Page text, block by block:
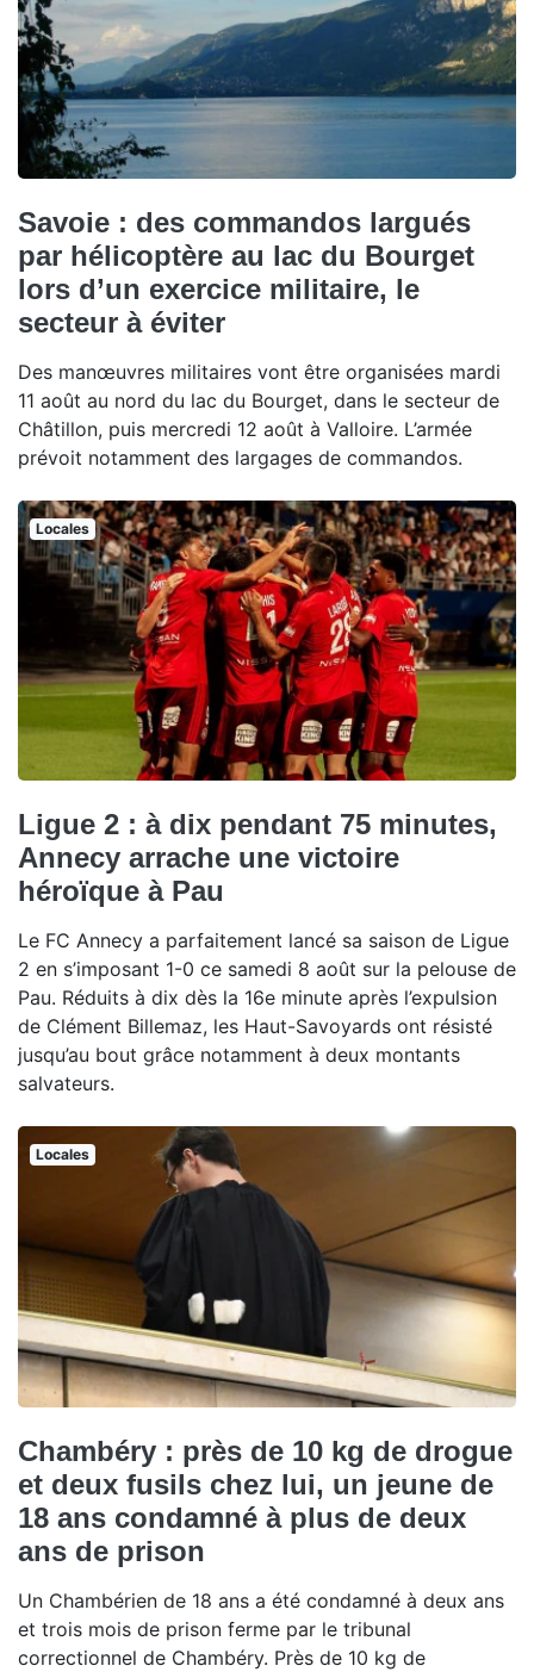
Savoie : des commandos largués
par hélicoptère au lac du Bourget
lors d’un exercice militaire, le
secteur à éviter
Des manœuvres militaires vont être organisées mardi
11 août au nord du lac du Bourget, dans le secteur de
Châtillon, puis mercredi 12 août à Valloire. L’armée
prévoit notamment des largages de commandos.
Locales
Ligue 2 : à dix pendant 75 minutes,
Annecy arrache une victoire
héroïque à Pau
Le FC Annecy a parfaitement lancé sa saison de Ligue
2 en s’imposant 1-0 ce samedi 8 août sur la pelouse de
Pau. Réduits à dix dès la 16e minute après l’expulsion
de Clément Billemaz, les Haut-Savoyards ont résisté
jusqu’au bout grâce notamment à deux montants
salvateurs.
Locales
Chambéry : près de 10 kg de drogue
et deux fusils chez lui, un jeune de
18 ans condamné à plus de deux
ans de prison
Un Chambérien de 18 ans a été condamné à deux ans
et trois mois de prison ferme par le tribunal
correctionnel de Chambéry. Près de 10 kg de